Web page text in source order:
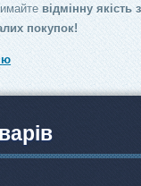
відмінну якість
покупок!